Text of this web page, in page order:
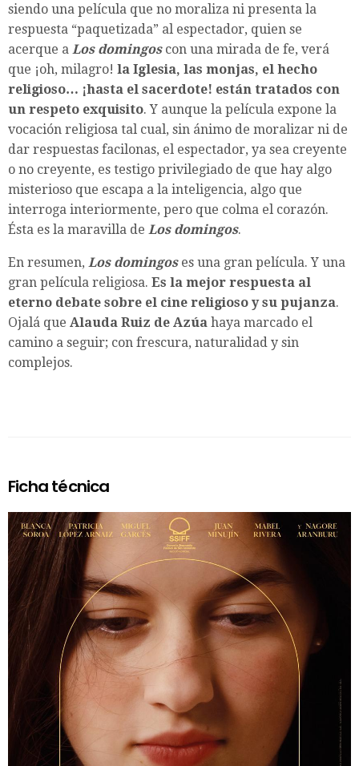
siendo una película que no moraliza ni presenta la
respuesta “paquetizada” al espectador, quien se
acerque a Los domingoscon una mirada de fe, verá
que ¡oh, milagro! la Iglesia, las monjas, el hecho
religioso… ¡hasta el sacerdote! están tratados con
un respeto exquisito. Y aunque la película expone la
vocación religiosa tal cual, sin ánimo de moralizar ni de
dar respuestas facilonas, el espectador, ya sea creyente
o no creyente, es testigo privilegiado de que hay algo
misterioso que escapa a la inteligencia, algo que
interroga interiormente, pero que colma el corazón.
Ésta es la maravilla de Los domingos.
En resumen, Los domingoses una gran película. Y una
gran película religiosa. Es la mejor respuesta al
eterno debate sobre el cine religioso y su pujanza.
Ojalá que Alauda Ruiz de Azúa haya marcado el
camino a seguir; con frescura, naturalidad y sin
complejos.
Ficha técnica